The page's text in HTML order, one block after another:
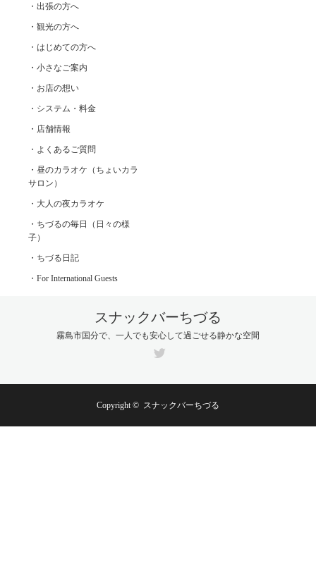
・出張の方へ
・観光の方へ
・はじめての方へ
・小さなご案内
・お店の想い
・システム・料金
・店舗情報
・よくあるご質問
・昼のカラオケ（ちょいカラ
サロン）
・大人の夜カラオケ
・ちづるの毎日（日々の様
子）
・ちづる日記
・For International Guests
スナックバーちづる
霧島市国分で、一人でも安心して過ごせる静かな空間
Copyright © スナックバーちづる